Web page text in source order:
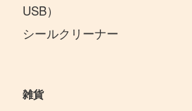
USB）
シールクリーナー
雑貨